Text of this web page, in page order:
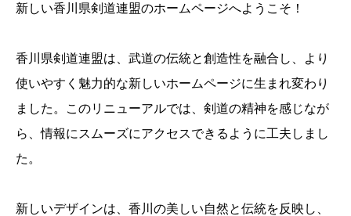
新しい香川県剣道連盟のホームページへようこそ！
香川県剣道連盟は、武道の伝統と創造性を融合し、より
使いやすく魅力的な新しいホームページに生まれ変わり
ました。このリニューアルでは、剣道の精神を感じなが
ら、情報にスムーズにアクセスできるように工夫しまし
た。
新しいデザインは、香川の美しい自然と伝統を反映し、